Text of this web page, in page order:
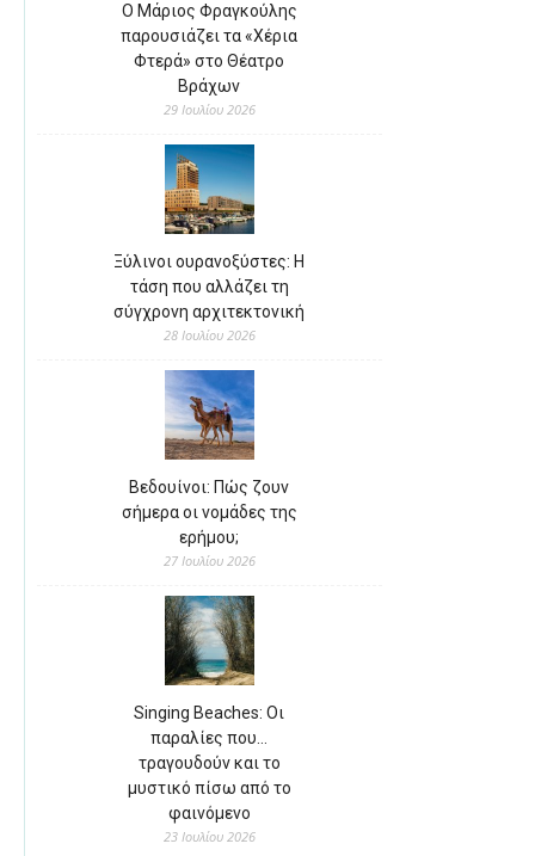
Ο Μάριος Φραγκούλης
παρουσιάζει τα «Χέρια
Φτερά» στο Θέατρο
Βράχων
29 Ιουλίου 2026
Ξύλινοι ουρανοξύστες: Η
τάση που αλλάζει τη
σύγχρονη αρχιτεκτονική
28 Ιουλίου 2026
Βεδουίνοι: Πώς ζουν
σήμερα οι νομάδες της
ερήμου;
27 Ιουλίου 2026
Singing Beaches: Οι
παραλίες που…
τραγουδούν και το
μυστικό πίσω από το
φαινόμενο
23 Ιουλίου 2026